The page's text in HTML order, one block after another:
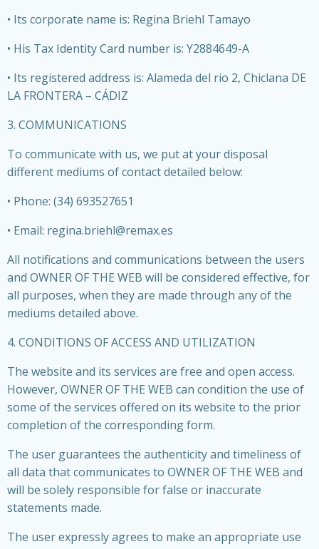
• Its corporate name is: Regina Briehl Tamayo
• His Tax Identity Card number is: Y2884649-A
• Its registered address is: Alameda del rio 2, Chiclana DE
LA FRONTERA – CÁDIZ
3. COMMUNICATIONS
To communicate with us, we put at your disposal
different mediums of contact detailed below:
• Phone: (34) 693527651
• Email: regina.briehl@remax.es
All notifications and communications between the users
and OWNER OF THE WEB will be considered effective, for
all purposes, when they are made through any of the
mediums detailed above.
4. CONDITIONS OF ACCESS AND UTILIZATION
The website and its services are free and open access.
However, OWNER OF THE WEB can condition the use of
some of the services offered on its website to the prior
completion of the corresponding form.
The user guarantees the authenticity and timeliness of
all data that communicates to OWNER OF THE WEB and
will be solely responsible for false or inaccurate
statements made.
The user expressly agrees to make an appropriate use